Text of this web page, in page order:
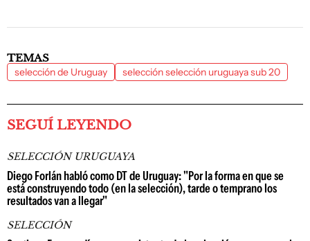
TEMAS
selección de Uruguay selección selección uruguaya sub 20
SEGUÍ LEYENDO
SELECCIÓN URUGUAYA
Diego Forlán habló como DT de Uruguay: "Por la forma en que se
está construyendo todo (en la selección), tarde o temprano los
resultados van a llegar"
SELECCIÓN